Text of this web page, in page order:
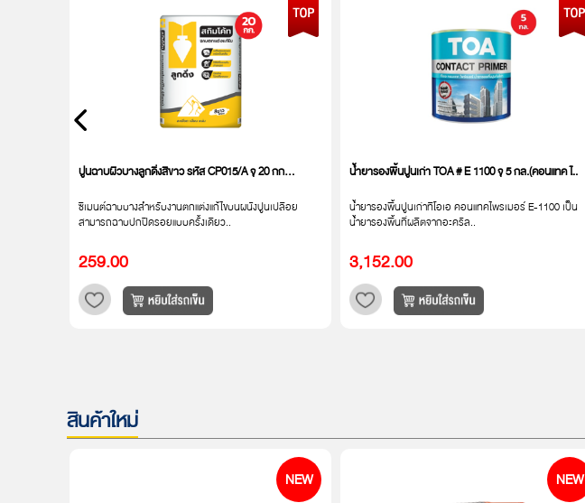
ปูนฉาบผิวบางลูกดิ่งสีขาว รหัส CP015/A จุ 20 กก...
ซีเมนต์ฉาบบางสําหรับงานตกแต่งแก้ไขบนผนังปูนเปลือย
สามารถฉาบปกปิดรอยแบบครั้งเดียว..
259.00
น้ำยารองพื้นปูนเก่า TOA # E 1100 จุ 5 กล.(คอนแทค ไ..
น้ำยารองพื้นปูนเก่าทีโอเอ คอนแทคไพรเมอร์ E-1100 เป็น
น้ำยารองพื้นที่ผลิตจากอะคริล..
3,152.00
สินค้าใหม่
NEW NEW